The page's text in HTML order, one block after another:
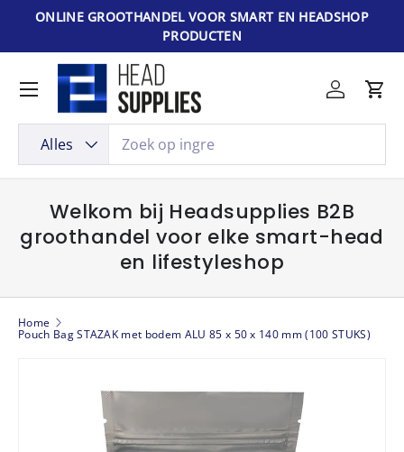
ONLINE GROOTHANDEL VOOR SMART EN HEADSHOP
PRODUCTEN
Productsoort
Alles
Inloggen
Menu
Welkom bij Headsupplies B2B
groothandel voor elke smart-head
en lifestyleshop
Home
Pouch Bag STAZAK met bodem ALU 85 x 50 x 140 mm (100 STUKS)